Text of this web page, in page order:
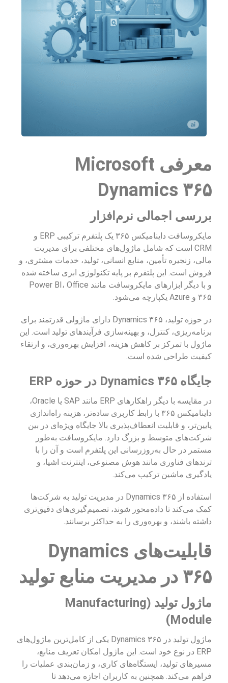
معرفی Microsoft
Dynamics ۳۶۵
بررسی اجمالی نرم‌افزار
مایکروسافت داینامیکس ۳۶۵ یک پلتفرم ترکیبی ERP و
CRM است که شامل ماژول‌های مختلفی برای مدیریت
مالی، زنجیره تأمین، منابع انسانی، تولید، خدمات مشتری، و
فروش است. این پلتفرم بر پایه تکنولوژی ابری ساخته شده
و با دیگر ابزارهای مایکروسافت مانند Power BI، Office
۳۶۵ و Azure یکپارچه می‌شود.
در حوزه تولید، Dynamics ۳۶۵ دارای ماژولی قدرتمند برای
برنامه‌ریزی، کنترل، و بهینه‌سازی فرآیندهای تولید است. این
ماژول با تمرکز بر کاهش هزینه، افزایش بهره‌وری، و ارتقاء
کیفیت طراحی شده است.
جایگاه Dynamics ۳۶۵ در حوزه ERP
در مقایسه با دیگر راهکارهای ERP مانند SAP یا Oracle،
داینامیکس ۳۶۵ با رابط کاربری ساده‌تر، هزینه راه‌اندازی
پایین‌تر، و قابلیت انعطاف‌پذیری بالا جایگاه ویژه‌ای در بین
شرکت‌های متوسط و بزرگ دارد. مایکروسافت به‌طور
مستمر در حال به‌روزرسانی این پلتفرم است و آن را با
ترندهای فناوری مانند هوش مصنوعی، اینترنت اشیا، و
یادگیری ماشین ترکیب می‌کند.
استفاده از Dynamics ۳۶۵ در مدیریت تولید به شرکت‌ها
کمک می‌کند تا داده‌محور شوند، تصمیم‌گیری‌های دقیق‌تری
داشته باشند، و بهره‌وری را به حداکثر برسانند.
قابلیت‌های Dynamics
۳۶۵ در مدیریت منابع تولید
ماژول تولید (Manufacturing
Module)
ماژول تولید در Dynamics ۳۶۵ یکی از کامل‌ترین ماژول‌های
ERP در نوع خود است. این ماژول امکان تعریف منابع،
مسیرهای تولید، ایستگاه‌های کاری، و زمان‌بندی عملیات را
فراهم می‌کند. همچنین به کاربران اجازه می‌دهد تا